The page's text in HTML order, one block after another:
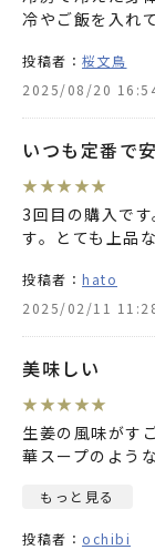
冷やご飯を入れ
投稿者： 桜文鳥
2025/08/20
いつも定番で
★ ★★ ★★
3回目の購入で
す。とても上品
投稿者： hato
2025/02/11
美味しい
★ ★★ ★★
生姜の風味がす
華スープのよう
もっと見る
投稿者： ochibi